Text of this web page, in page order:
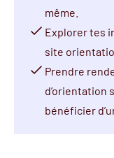
même.
Explorer tes
site
Prendre
d’orientation
bénéficier